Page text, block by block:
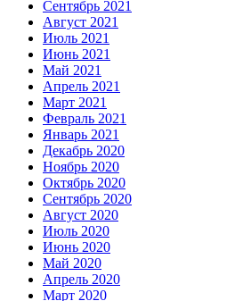
Сентябрь 2021
Август 2021
Июль 2021
Июнь 2021
Май 2021
Апрель 2021
Март 2021
Февраль 2021
Январь 2021
Декабрь 2020
Ноябрь 2020
Октябрь 2020
Сентябрь 2020
Август 2020
Июль 2020
Июнь 2020
Май 2020
Апрель 2020
Март 2020